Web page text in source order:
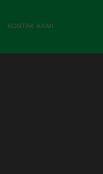
KONTAK KAMI